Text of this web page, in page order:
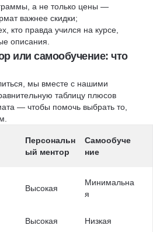
а не только цены —
важнее скидки;
кто правда учился на курсе,
описания.
или самообучение: что
мы вместе с нашими
таблицу плюсов
— чтобы помочь выбрать то,
Персональн
ый ментор
Самообуче
ние
Высокая
Минимальна
я
Высокая Низкая